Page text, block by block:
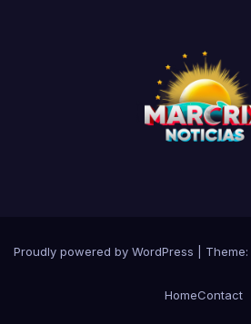
Proudly powered by WordPress Theme:
HomeContact